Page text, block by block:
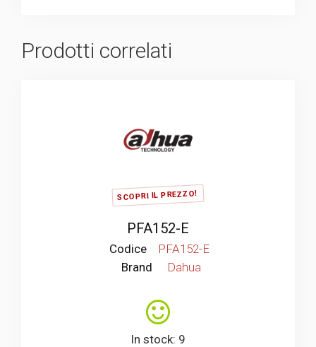
Prodotti correlati
SCOPRI IL PREZZO!
PFA152-E
Codice
PFA152-E
Brand
Dahua
In stock: 9